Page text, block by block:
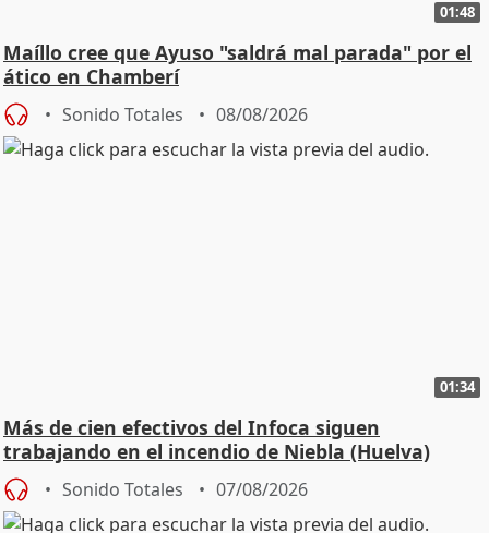
01:48
Maíllo cree que Ayuso "saldrá mal parada" por el
ático en Chamberí
Sonido Totales 08/08/2026
01:34
Más de cien efectivos del Infoca siguen
trabajando en el incendio de Niebla (Huelva)
Sonido Totales 07/08/2026